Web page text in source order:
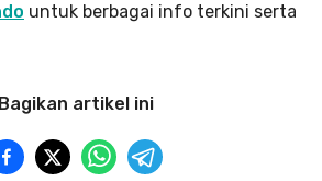
untuk berbagai info terkini serta
Bagikan artikel ini